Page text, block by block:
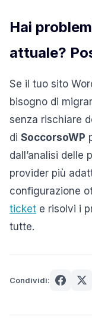
Hai
attuale?
Se il tuo sito
bisogno di
senza rischiare
di SoccorsoWP
dall’analisi delle
provider più
configurazione
ticket e risolvi i
tutte.
Condividi: